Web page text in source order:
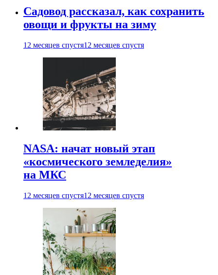
Садовод рассказал, как сохранить
овощи и фрукты на зиму
12 месяцев спустя12 месяцев спустя
NASA: начат новый этап
«космического земледелия»
на МКС
12 месяцев спустя12 месяцев спустя